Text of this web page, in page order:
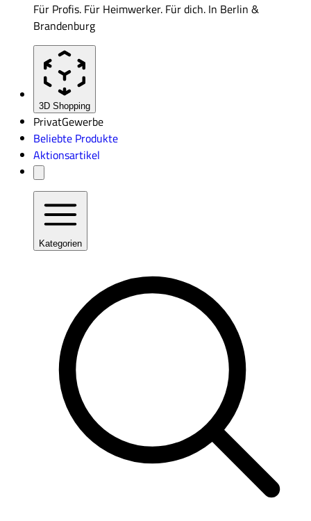
Für Profis. Für Heimwerker. Für dich. In Berlin &
Brandenburg
3D Shopping
PrivatGewerbe
Beliebte Produkte
Aktionsartikel
Kategorien